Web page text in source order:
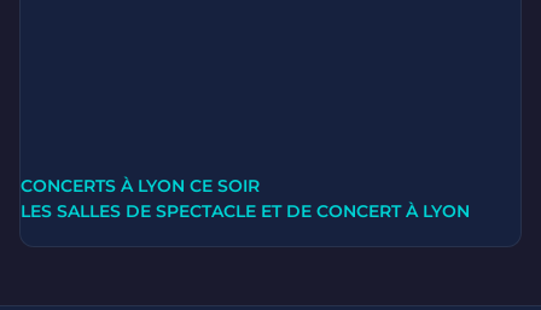
CONCERTS À LYON CE SOIR
LES SALLES DE SPECTACLE ET DE CONCERT À LYON